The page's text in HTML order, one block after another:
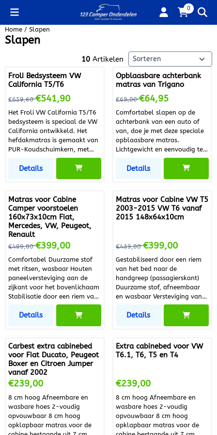
Cookievoorkeuren zijn beschikbaar. Kies instellingen of sta
0
Home / Slapen
Slapen
10 Artikelen Sorteermethode
Froli Bedsysteem VW
California T5/T6
Van 659,60 voor 541,90
€659,60€541,90
Het Froli VW California T5/T6
bedsysteem is speciaal de VW
California ontwikkeld. Het
hefdakmatras is gemaakt van
PUR-Koudschuimkern, met
een hardheidsgraad van
medium tot stevig. Een
standaard pakket bestaat uit :
Veermat - 1 Matras - 25
Klittenbandverbinders Ve
Aantal: 1 Ve: Set Prijseenheid:
Set Hoogte product [Cm]: 7
Breedte product [Cm]: 120
Lengte product [Cm]: 200
Netto gewicht [Kg.]: 10.9
Productgroep: Slaapcomfort
Details
Opblaasbare achterbank
matras van Trigano
Van 69,00 voor 64,95
€69,00€64,95
Comfortabel slapen op de
achterbank van een auto of
van, doe je met deze speciale
opblaasbare matras.
Lichtgewicht en eenvoudig te
installeren. Inclusief 2
opblaasbare kussen en
geleverd in een draagtas.
nummer leverancier
M/T28GP07 Merk Trigano EAN
3303000015775 Artikel
Product 141 cm Breedte
Product 90 cm Hoogte Product
45 cm Buitentijk PVC 190T
Velours
Details
Matras voor Cabine
Camper voorstoelen
160x73x10cm Fiat,
Mercedes, VW, Peugeot,
Renault
Van 499,00 voor 399,00
€499,00€399,00
Comfortabel Duurzame stof
met ritsen, wasbaar Houten
paneelversteviging aan de
zijkant voor het bovenlichaam
Stabilisatie door een riem van
het bed naar de handgreep
(passagier) Matrasdikte 10 cm
Laag gewicht, slechts ca. 7 kg
als comfortabel extra bed
voor het
bestuurderscompartiment in
campers (2-zitters) van
volgende merken vanaf
modeljaar 2005: Fiat Ducato /
Mercedes Sprinter / Ford
Transit / VW Crafter / Peugeot
Boxer / Renault Master /
Citroen Jumper / Iveco Daily.
Details
Matras voor Cabine VW T5
2003-2015 VW T6 vanaf
2015 148x64x10cm
Van 439,00 voor 399,00
€439,00€399,00
Gestabiliseerd door een riem
van het bed naar de
handgreep (passagierskant)
Duurzame stof, afneembaar
en wasbaar Versteviging van
houten zijpanelen voor het
bovenlichaam Matrasdikte 10
kleinere bedrijfswagenklassen,
bv. VW T5/T6, Mercedes Vito,
enz. Het bed wordt eenvoudig
is het eenvoudig om een extra
slaapplaats te creëren op de
stoelen in de cabine.
Leveringsomvang: Extra bed
Let op: Beschermtas apart
verkrijgbaar: Art. 421731.
Details
Carbest extra cabinebed
voor Fiat Ducato, Peugeot
Boxer en Citroen Jumper
vanaf 2002
Prijs: 239,00
€239,00
8 cm hoog Afneembare en
wasbare hoes 2-voudig
opvouwbaar 8 cm hoog
opklapbaar matras voor de
Extra cabinebed voor VW
T6.1, T6, T5 en T4
Prijs: 239,00
€239,00
8 cm hoog Afneembare en
wasbare hoes 2-voudig
opvouwbaar 8 cm hoog
opklapbaar matras voor de